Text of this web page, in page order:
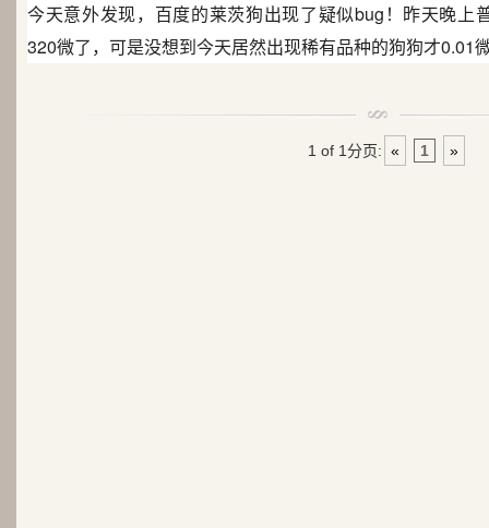
今天意外发现，百度的莱茨狗出现了疑似bug！昨天晚上
320微了，可是没想到今天居然出现稀有品种的狗狗才0.01
1 of 1分页: « 1 »